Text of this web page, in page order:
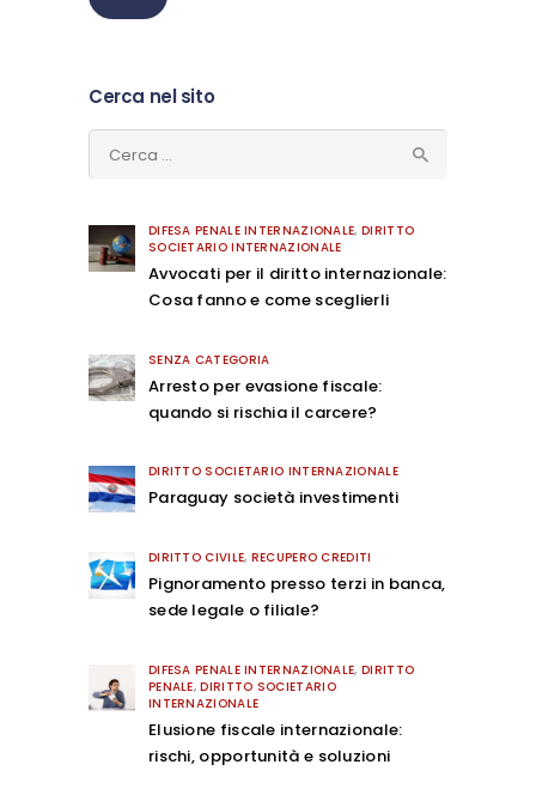
Cerca nel sito
DIFESA PENALE INTERNAZIONALE, DIRITTO
SOCIETARIO INTERNAZIONALE
Avvocati per il diritto internazionale:
Cosa fanno e come sceglierli
SENZA CATEGORIA
Arresto per evasione fiscale:
quando si rischia il carcere?
DIRITTO SOCIETARIO INTERNAZIONALE
Paraguay società investimenti
DIRITTO CIVILE, RECUPERO CREDITI
Pignoramento presso terzi in banca,
sede legale o filiale?
DIFESA PENALE INTERNAZIONALE, DIRITTO
PENALE,DIRITTO SOCIETARIO
INTERNAZIONALE
Elusione fiscale internazionale:
rischi, opportunità e soluzioni